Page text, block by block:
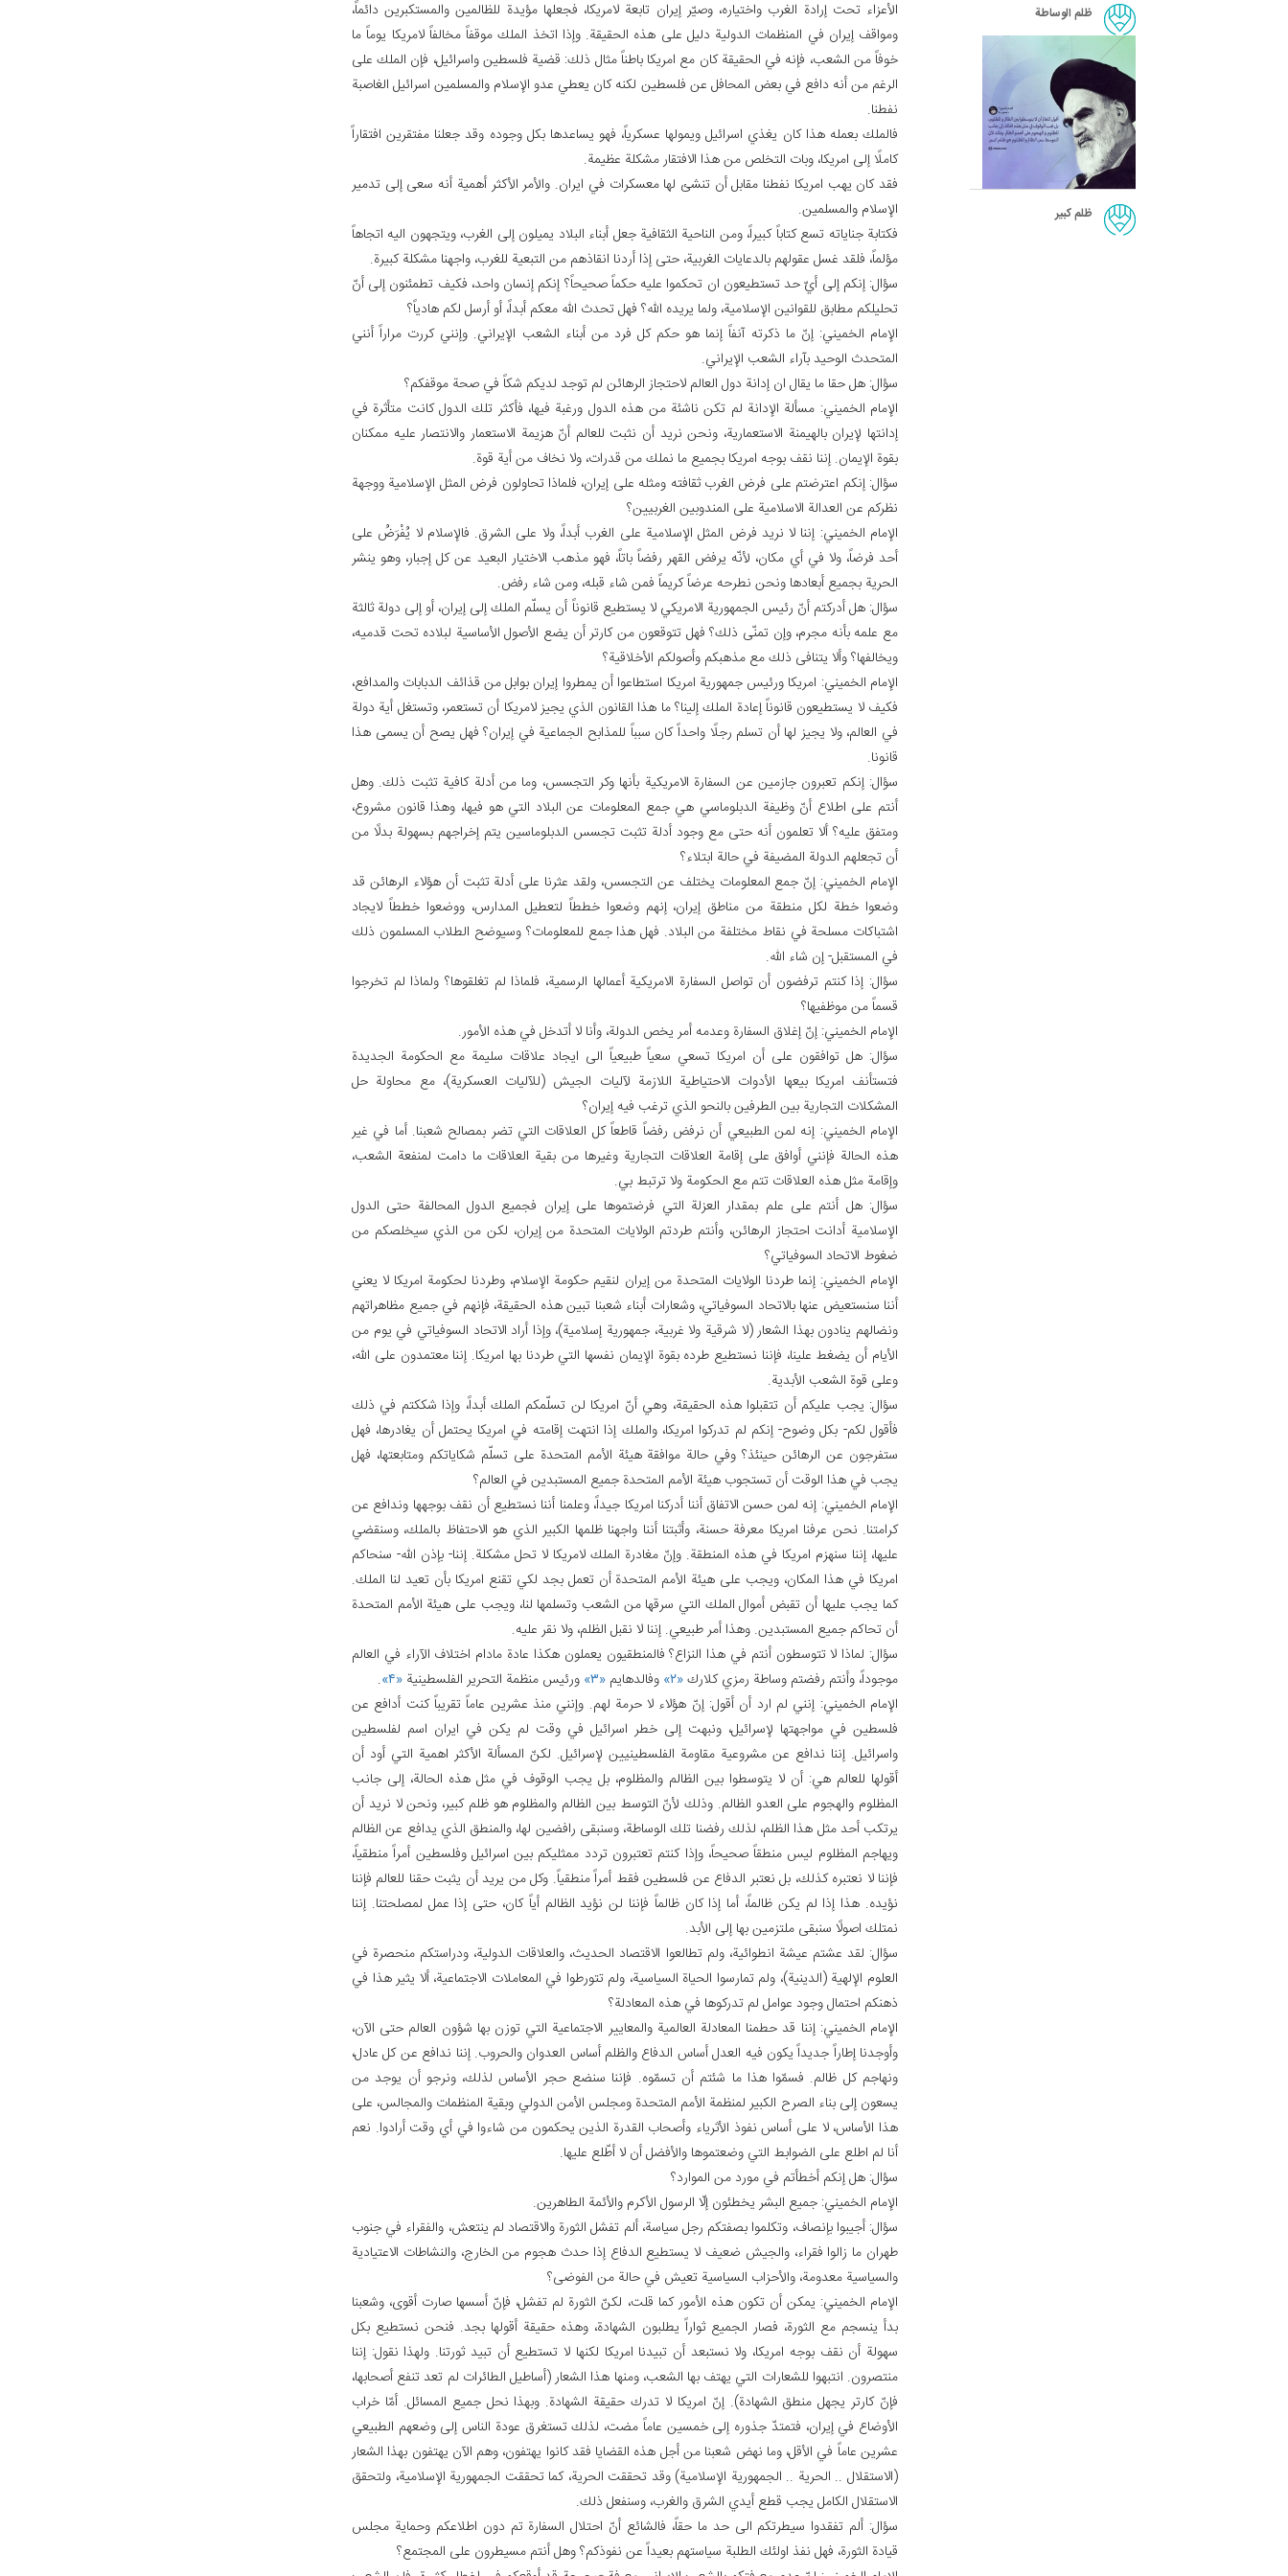
ظلم الوساطة
ظلم كبير
الأعزاء تحت إرادة الغرب واختياره، وصيّر إيران تابعة لامريكا، فجعلها مؤيدة للظالمين والمستكبرين دائماً،
ومواقف إيران في المنظمات الدولية دليل على هذه الحقيقة. وإذا اتخذ الملك موقفاً مخالفاً لامريكا يوماً ما
خوفاً من الشعب، فإنه في الحقيقة كان مع امريكا باطناً مثال ذلك: قضية فلسطين واسرائيل، فإن الملك على
الرغم من أنه دافع في بعض المحافل عن فلسطين لكنه كان يعطي عدو الإسلام والمسلمين اسرائيل الغاصبة
نفطنا.
فالملك بعمله هذا كان يغذي اسرائيل ويمولها عسكرياً، فهو يساعدها بكل وجوده وقد جعلنا مفتقرين افتقاراً
كاملًا إلى امريكا، وبات التخلص من هذا الافتقار مشكلة عظيمة.
فقد كان يهب امريكا نفطنا مقابل أن تنشئ لها معسكرات في ايران. والأمر الأكثر أهمية أنه سعى إلى تدمير
الإسلام والمسلمين.
فكتابة جناياته تسع كتاباً كبيراً، ومن الناحية الثقافية جعل أبناء البلاد يميلون إلى الغرب، ويتجهون اليه اتجاهاً
مؤلماً، فلقد غسل عقولهم بالدعايات الغربية، حتى إذا أردنا انقاذهم من التبعية للغرب، واجهنا مشكلة كبيرة.
سؤال: إنكم إلى أيّ حد تستطيعون ان تحكموا عليه حكماً صحيحاً؟ إنكم إنسان واحد، فكيف تطمئنون إلى أنّ
تحليلكم مطابق للقوانين الإسلامية، ولما يريده الله؟ فهل تحدث الله معكم أبداً، أو أرسل لكم هادياً؟
الإمام الخميني: إنّ ما ذكرته آنفاً إنما هو حكم كل فرد من أبناء الشعب الإيراني. وإنني كررت مراراً أنني
المتحدث الوحيد بآراء الشعب الإيراني.
سؤال: هل حقا ما يقال ان إدانة دول العالم لاحتجاز الرهائن لم توجد لديكم شكاً في صحة موقفكم؟
الإمام الخميني: مسألة الإدانة لم تكن ناشئة من هذه الدول ورغبة فيها، فأكثر تلك الدول كانت متأثرة في
إدانتها لإيران بالهيمنة الاستعمارية، ونحن نريد أن نثبت للعالم أنّ هزيمة الاستعمار والانتصار عليه ممكنان
بقوة الإيمان. إننا نقف بوجه امريكا بجميع ما نملك من قدرات، ولا نخاف من أية قوة.
سؤال: إنكم اعترضتم على فرض الغرب ثقافته ومثله على إيران، فلماذا تحاولون فرض المثل الإسلامية ووجهة
نظركم عن العدالة الاسلامية على المندوبين الغربيين؟
الإمام الخميني: إننا لا نريد فرض المثل الإسلامية على الغرب أبداً، ولا على الشرق. فالإسلام لا يُفْرَضُ على
أحد فرضاً، ولا في أي مكان، لأنّه يرفض القهر رفضاً باتاً، فهو مذهب الاختيار البعيد عن كل إجبار، وهو ينشر
الحرية بجميع أبعادها ونحن نطرحه عرضاً كريماً فمن شاء قبله، ومن شاء رفض.
سؤال: هل أدركتم أنّ رئيس الجمهورية الامريكي لا يستطيع قانوناً أن يسلّم الملك إلى إيران، أو إلى دولة ثالثة
مع علمه بأنه مجرم، وإن تمنّى ذلك؟ فهل تتوقعون من كارتر أن يضع الأصول الأساسية لبلاده تحت قدميه،
ويخالفها؟ وألا يتنافى ذلك مع مذهبكم وأصولكم الأخلاقية؟
الإمام الخميني: امريكا ورئيس جمهورية امريكا استطاعوا أن يمطروا إيران بوابل من قذائف الدبابات والمدافع،
فكيف لا يستطيعون قانوناً إعادة الملك إلينا؟ ما هذا القانون الذي يجيز لامريكا أن تستعمر، وتستغل أية دولة
في العالم، ولا يجيز لها أن تسلم رجلًا واحداً كان سبباً للمذابح الجماعية في إيران؟ فهل يصح أن يسمى هذا
قانونا.
سؤال: إنكم تعبرون جازمين عن السفارة الامريكية بأنها وكر التجسس، وما من أدلة كافية تثبت ذلك. وهل
أنتم على اطلاع أنّ وظيفة الدبلوماسي هي جمع المعلومات عن البلاد التي هو فيها، وهذا قانون مشروع،
ومتفق عليه؟ ألا تعلمون أنه حتى مع وجود أدلة تثبت تجسس الدبلوماسين يتم إخراجهم بسهولة بدلًا من
أن تجعلهم الدولة المضيفة في حالة ابتلاء؟
الإمام الخميني: إنّ جمع المعلومات يختلف عن التجسس، ولقد عثرنا على أدلة تثبت أن هؤلاء الرهائن قد
وضعوا خطة لكل منطقة من مناطق إيران، إنهم وضعوا خططاً لتعطيل المدارس، ووضعوا خططاً لايجاد
اشتباكات مسلحة في نقاط مختلفة من البلاد. فهل هذا جمع للمعلومات؟ وسيوضح الطلاب المسلمون ذلك
في المستقبل- إن شاء الله.
سؤال: إذا كنتم ترفضون أن تواصل السفارة الامريكية أعمالها الرسمية، فلماذا لم تغلقوها؟ ولماذا لم تخرجوا
قسماً من موظفيها؟
الإمام الخميني: إنّ إغلاق السفارة وعدمه أمر يخص الدولة، وأنا لا أتدخل في هذه الأمور.
سؤال: هل توافقون على أن امريكا تسعي سعياً طبيعياً الى ايجاد علاقات سليمة مع الحكومة الجديدة
فتستأنف امريكا بيعها الأدوات الاحتياطية اللازمة لآليات الجيش (للآليات العسكرية)، مع محاولة حل
المشكلات التجارية بين الطرفين بالنحو الذي ترغب فيه إيران؟
الإمام الخميني: إنه لمن الطبيعي أن نرفض رفضاً قاطعاً كل العلاقات التي تضر بمصالح شعبنا. أما في غير
هذه الحالة فإنني أوافق على إقامة العلاقات التجارية وغيرها من بقية العلاقات ما دامت لمنفعة الشعب،
وإقامة مثل هذه العلاقات تتم مع الحكومة ولا ترتبط بي.
سؤال: هل أنتم على علم بمقدار العزلة التي فرضتموها على إيران فجميع الدول المحالفة حتى الدول
الإسلامية أدانت احتجاز الرهائن، وأنتم طردتم الولايات المتحدة من إيران، لكن من الذي سيخلصكم من
ضغوط الاتحاد السوفياتي؟
الإمام الخميني: إنما طردنا الولايات المتحدة من إيران لنقيم حكومة الإسلام، وطردنا لحكومة امريكا لا يعني
أننا سنستعيض عنها بالاتحاد السوفياتي، وشعارات أبناء شعبنا تبين هذه الحقيقة، فإنهم في جميع مظاهراتهم
ونضالهم ينادون بهذا الشعار (لا شرقية ولا غربية، جمهورية إسلامية)، وإذا أراد الاتحاد السوفياتي في يوم من
الأيام أن يضغط علينا، فإننا نستطيع طرده بقوة الإيمان نفسها التي طردنا بها امريكا. إننا معتمدون على الله،
وعلى قوة الشعب الأبدية.
سؤال: يجب عليكم أن تتقبلوا هذه الحقيقة، وهي أنّ امريكا لن تسلّمكم الملك أبداً، وإذا شككتم في ذلك
فأقول لكم- بكل وضوح- إنكم لم تدركوا امريكا، والملك إذا انتهت إقامته في امريكا يحتمل أن يغادرها، فهل
ستفرجون عن الرهائن حينئذ؟ وفي حالة موافقة هيئة الأمم‏ المتحدة على تسلّم شكاياتكم ومتابعتها، فهل
يجب في هذا الوقت أن تستجوب هيئة الأمم المتحدة جميع المستبدين في العالم؟
الإمام الخميني: إنه لمن حسن الاتفاق أننا أدركنا امريكا جيداً، وعلمنا أننا نستطيع أن نقف بوجهها وندافع عن
كرامتنا. نحن عرفنا امريكا معرفة حسنة، وأثبتنا أننا واجهنا ظلمها الكبير الذي هو الاحتفاظ بالملك، وسنقضي
عليها، إننا سنهزم امريكا في هذه المنطقة. وإنّ مغادرة الملك لامريكا لا تحل مشكلة. إننا- بإذن الله- سنحاكم
امريكا في هذا المكان، ويجب على هيئة الأمم المتحدة أن تعمل بجد لكي تقنع امريكا بأن تعيد لنا الملك.
كما يجب عليها أن تقبض أموال الملك التي سرقها من الشعب وتسلمها لنا، ويجب على هيئة الأمم المتحدة
أن تحاكم جميع المستبدين. وهذا أمر طبيعي. إننا لا نقبل الظلم، ولا نقر عليه.
سؤال: لماذا لا تتوسطون أنتم في هذا النزاع؟ فالمنطقيون يعملون هكذا عادة مادام اختلاف الآراء في العالم
موجوداً، وأنتم رفضتم وساطة رمزي كلارك«۲» وفالدهايم «۳» ورئيس منظمة التحرير الفلسطينية «۴»
.
الإمام الخميني: إنني لم ارد أن أقول: إنّ هؤلاء لا حرمة لهم. وإنني منذ عشرين عاماً تقريباً كنت أدافع عن
فلسطين في مواجهتها لإسرائيل، ونبهت إلى خطر اسرائيل في وقت لم يكن في ايران اسم لفلسطين
واسرائيل. إننا ندافع عن مشروعية مقاومة الفلسطينيين لإسرائيل. لكنّ المسألة الأكثر اهمية التي أود أن
أقولها للعالم هي: أن لا يتوسطوا بين الظالم والمظلوم، بل يجب الوقوف في مثل هذه الحالة، إلى جانب
المظلوم والهجوم على العدو الظالم. وذلك لأنّ التوسط بين الظالم والمظلوم هو ظلم كبير، ونحن لا نريد أن
يرتكب أحد مثل هذا الظلم، لذلك رفضنا تلك الوساطة، وسنبقى رافضين لها، والمنطق الذي يدافع عن الظالم
ويهاجم المظلوم ليس منطقاً صحيحاً، وإذا كنتم تعتبرون تردد ممثليكم بين اسرائيل وفلسطين أمراً منطقياً،
فإننا لا نعتبره كذلك، بل نعتبر الدفاع عن فلسطين فقط أمراً منطقياً. وكل من يريد أن يثبت حقنا للعالم فإننا
نؤيده. هذا إذا لم يكن ظالماً، أما إذا كان ظالماً فإننا لن نؤيد الظالم أياً كان، حتى إذا عمل لمصلحتنا. إننا
نمتلك اصولًا سنبقى ملتزمين بها إلى الأبد.
سؤال: لقد عشتم عيشة انطوائية، ولم تطالعوا الاقتصاد الحديث، والعلاقات الدولية، ودراستكم منحصرة في
العلوم الإلهية (الدينية)، ولم تمارسوا الحياة السياسية، ولم تتورطوا في المعاملات الاجتماعية، ألا يثير هذا في
ذهنكم احتمال وجود عوامل لم تدركوها في هذه المعادلة؟
الإمام الخميني: إننا قد حطمنا المعادلة العالمية والمعايير الاجتماعية التي توزن بها شؤون العالم حتى الآن،
وأوجدنا إطاراً جديداً يكون فيه العدل أساس الدفاع والظلم أساس العدوان والحروب. إننا ندافع عن كل عادل،
ونهاجم كل ظالم. فسمّوا هذا ما شئتم أن تسمّوه. فإننا سنضع حجر الأساس لذلك، ونرجو أن يوجد من
يسعون إلى بناء الصرح الكبير لمنظمة الأمم المتحدة ومجلس الأمن الدولي وبقية المنظمات والمجالس، على
هذا الأساس، لا على أساس نفوذ الأثرياء وأصحاب القدرة الذين يحكمون من شاءوا في أي وقت أرادوا. نعم
أنا لم اطلع على الضوابط التي وضعتموها والأفضل أن لا أطّلع عليها.
سؤال: هل إنكم أخطأتم في مورد من الموارد؟
الإمام الخميني: جميع البشر يخطئون إلّا الرسول الأكرم والأئمة الطاهرين.
سؤال: أجيبوا بإنصاف، وتكلموا بصفتكم رجل سياسة، ألم تفشل الثورة والاقتصاد لم ينتعش، والفقراء في جنوب
طهران ما زالوا فقراء، والجيش ضعيف لا يستطيع الدفاع إذا حدث هجوم من الخارج، والنشاطات الاعتيادية
والسياسية معدومة، والأحزاب السياسية تعيش في حالة من الفوضى؟
الإمام الخميني: يمكن أن تكون هذه الأمور كما قلت، لكنّ الثورة لم تفشل، فإنّ أسسها صارت أقوى، وشعبنا
بدأ ينسجم مع الثورة، فصار الجميع ثواراً يطلبون الشهادة، وهذه حقيقة أقولها بجد. فنحن نستطيع بكل
سهولة أن نقف بوجه امريكا، ولا نستبعد أن تبيدنا امريكا لكنها لا تستطيع أن تبيد ثورتنا. ولهذا نقول: إننا
منتصرون. انتبهوا للشعارات التي يهتف بها الشعب، ومنها هذا الشعار (أساطيل الطائرات لم تعد تنفع أصحابها،
فإنّ كارتر يجهل منطق الشهادة). إنّ امريكا لا تدرك حقيقة الشهادة. وبهذا نحل جميع المسائل. أمّا خراب
الأوضاع في إيران، فتمتدّ جذوره إلى خمسين عاماً مضت، لذلك تستغرق عودة الناس إلى وضعهم الطبيعي
عشرين عاماً في الأقل، وما نهض شعبنا من أجل هذه القضايا فقد كانوا يهتفون، وهم الآن يهتفون بهذا الشعار
(الاستقلال .. الحرية .. الجمهورية الإسلامية) وقد تحققت الحرية، كما تحققت الجمهورية الإسلامية، ولتحقق
الاستقلال الكامل يجب قطع أيدي الشرق والغرب، وسنفعل ذلك.
سؤال: ألم تفقدوا سيطرتكم الى حد ما حقاً، فالشائع أنّ احتلال السفارة تم دون اطلاعكم وحماية مجلس
قيادة الثورة، فهل نفذ اولئك الطلبة سياستهم بعيداً عن نفوذكم؟ وهل أنتم مسيطرون على المجتمع؟